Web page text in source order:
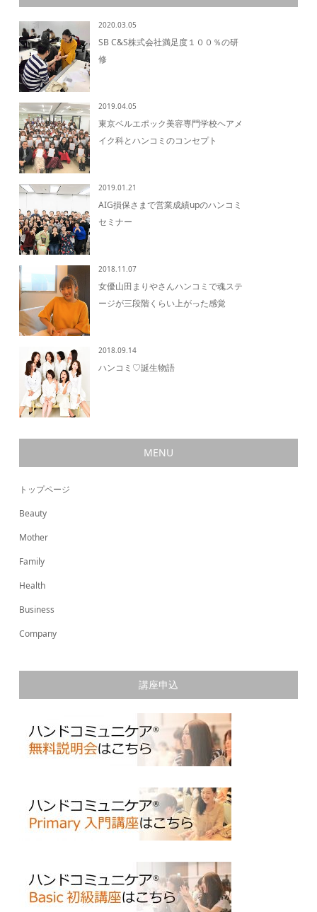
2020.03.05
SB C&S株式会社満足度１００％の研
修
2019.04.05
東京ベルエポック美容専門学校ヘアメ
イク科とハンコミのコンセプト
2019.01.21
AIG損保さまで営業成績upのハンコミ
セミナー
2018.11.07
女優山田まりやさんハンコミで魂ステ
ージが三段階くらい上がった感覚
2018.09.14
ハンコミ♡誕生物語
MENU
トップページ
Beauty
Mother
Family
Health
Business
Company
講座申込